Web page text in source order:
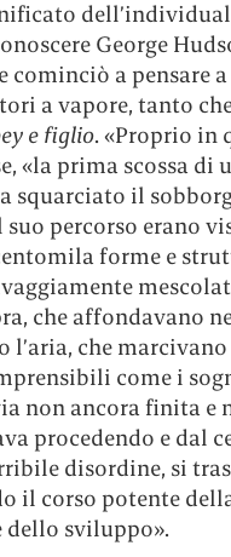
George
cominciò a pensare
a vapore, tanto
e figlio. «Proprio in
«la prima scossa di
squarciato il
suo percorso erano
forme e
che affondavano
l’aria, che marcivano
come i
non ancora finita e
procedendo e dal
disordine, si
il corso potente
sviluppo».